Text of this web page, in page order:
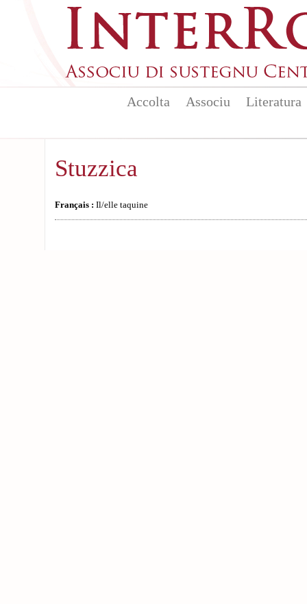
Accolta Associu Literatura
Stuzzica
Français : Il/elle taquine